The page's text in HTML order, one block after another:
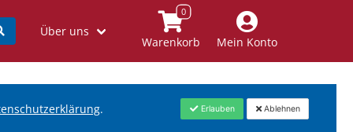
Über uns
Warenkorb Mein Konto
. Erlauben Ablehnen